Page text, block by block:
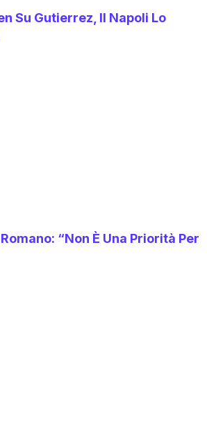
Su Gutierrez, Il Napoli Lo
“Non È Una Priorità Per